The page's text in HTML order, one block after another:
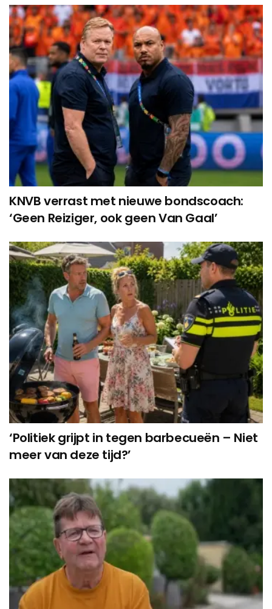
KNVB verrast met nieuwe bondscoach:
‘Geen Reiziger, ook geen Van Gaal’
‘Politiek grijpt in tegen barbecueën – Niet
meer van deze tijd?’